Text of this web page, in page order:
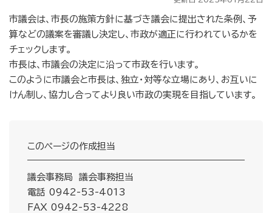
市議会は、市長の施策方針に基づき議会に提出された条例、予
算などの議案を審議し決定し、市政が適正に行われているかを
チェックします。
市長は、市議会の決定に沿って市政を行います。
このように市議会と市長は、独立・対等な立場にあり、お互いに
けん制し、協力し合ってより良い市政の実現を目指しています。
このページの作成担当
議会事務局 議会事務担当
電話 0942-53-4013
FAX 0942-53-4228